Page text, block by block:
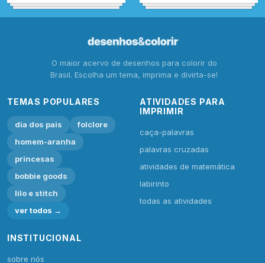
O maior acervo de desenhos para colorir do
Brasil. Escolha um tema, imprima e divirta-se!
TEMAS POPULARES
dia dos pais
folclore
homem-aranha
princesas
bobbie goods
lilo e stitch
ver todos →
ATIVIDADES PARA
IMPRIMIR
caça-palavras
palavras cruzadas
atividades de matemática
labirinto
todas as atividades
INSTITUCIONAL
sobre nós